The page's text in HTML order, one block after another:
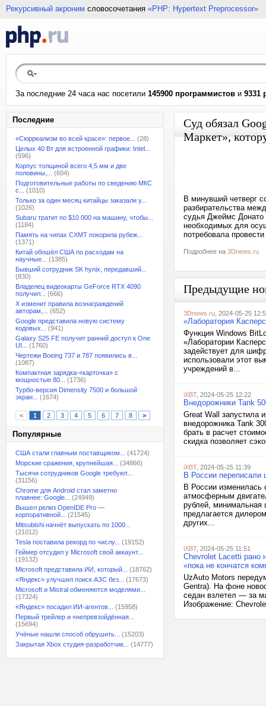
Рекурсивный акроним словосочетания «PHP: Hypertext Preprocessor»
За последние 24 часа нас посетили 145900 программистов и 9331
Последние
«Сюрреализм во всей красе»: первое...
(28)
Целых 40 Вт для встроенной графики: Intel...
(596)
Корпус толщиной всего 4,5 мм и две
половины,...
(604)
Подготовительные работы по сведению МКС
с...
(1010)
Только за один месяц китайцы заказали у...
(1026)
Subaru тратит по $10 000 на машину, чтобы...
(1184)
Память на чипах CXMT покорила рубеж...
(1371)
Китай обошёл США по расходам на
научные...
(1385)
Бывший сотрудник SK hynix, передавший...
(830)
Владелец видеокарты GeForce RTX 4090
получил...
(666)
X изменит правила вознаграждений
авторам,...
(652)
Google представила новую систему
кодовых...
(941)
Galaxy S25 FE получит ранний доступ к One
UI...
(1760)
Чертежи Boeing 737 и 787 появились в...
(1087)
Компактная зарядка-«карточка» с
мощностью 80...
(1736)
Турбо-версия Dimensity 7500 и большой
экран...
(1674)
< 1 2 3 4 5 6 7 8 >
Популярные
США стали главным поставщиком...
(41724)
Морские сражения, крупнейшая...
(34866)
Тысячи сотрудников Google требуют...
(31156)
Chrome для Android стал заметно
плавнее: Google...
(24949)
Вышел релиз OpenIDE Pro —
корпоративной...
(21545)
Mitsubishi начнёт выпускать по 1000...
(21012)
Tesla поставила рекорд по числу...
(19152)
Геймер отсудил у Microsoft свой аккаунт...
(19132)
Microsoft представила ИИ, который...
(18762)
«Яндекс» улучшил поиск АЗС без...
(17673)
Microsoft и Mistral обменяются моделями...
(17324)
«Яндекс» посадил ИИ-агентов...
(15958)
Первый трейлер и «непревзойдённая...
(15694)
Учёные нашли способ обрушить...
(15203)
Закрытая Xbox студия-разработчик...
(14777)
Суд обязал
Маркет»,
В минувший четверг
разбирательства
судья Джеймс Донато
необходимых для
потребовала
Подробнее на 3Dnews.ru
Предыдущие
3Dnews.ru , 2024-05-25
«Лаборатория
Функция Windows
«Лаборатории
задействует для
использовали этот
учреждений в...
iXBT, 2024-05-25 12:22
Внедорожники Tank
Great Wall запустила
внедорожника Tank
брать в расчет
скидка позволяет
iXBT, 2024-05-25 11:39
В России переписали
В России
атмосферным
рублей,
предлагается
других...
iXBT, 2024-05-25 11:51
Chevrolet Lacetti рано
«пока не кончатся
UzAuto Motors
Gentra). На фоне
седан взлетел — за
Изображение: